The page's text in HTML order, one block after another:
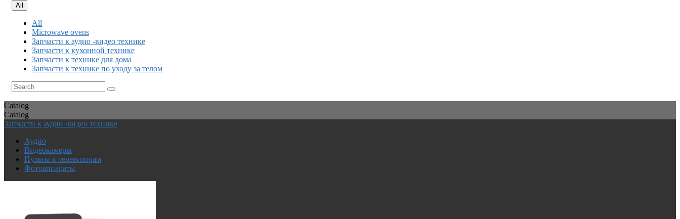
All
All
Microwave ovens
Запчасти к аудио -видео технике
Запчасти к кухонной технике
Запчасти к технике для дома
Запчасти к технике по уходу за телом
Catalog
Catalog
Запчасти к аудио -видео технике
Аудио
Видеокамеры
Пульты к телевизорам
Фотоаппараты